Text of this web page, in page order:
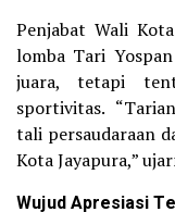
Penjabat Wali
lomba Tari
juara, tetapi
sportivitas.
tali persaudaraan
Kota Jayapura,”
Wujud Apresiasi